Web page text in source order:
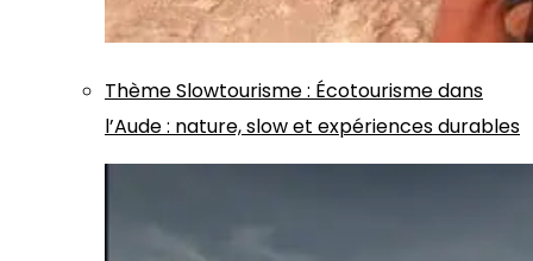
ThèmeSlowtourisme: Écotourisme dans
l’Aude : nature, slow et expériences durables